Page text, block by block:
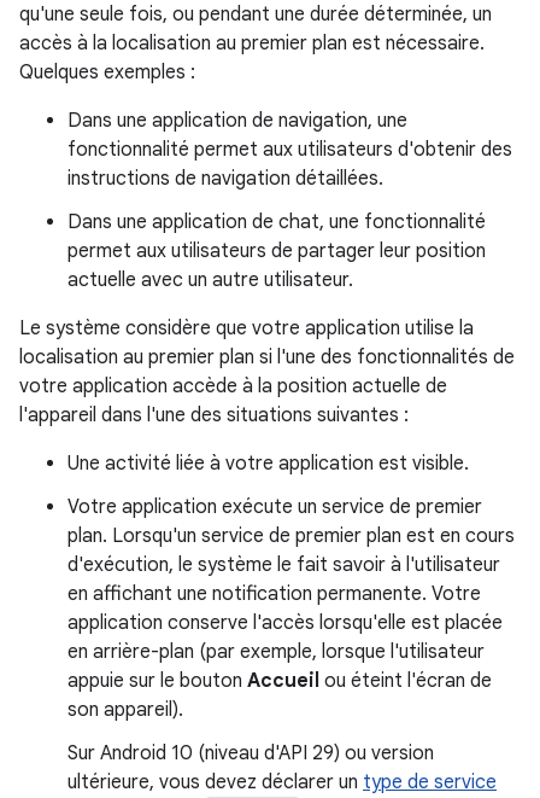
qu'une seule fois, ou pendant une durée déterminée, un
accès à la localisation au premier plan est nécessaire.
Quelques exemples :
Dans une application de navigation, une
fonctionnalité permet aux utilisateurs d'obtenir des
instructions de navigation détaillées.
Dans une application de chat, une fonctionnalité
permet aux utilisateurs de partager leur position
actuelle avec un autre utilisateur.
Le système considère que votre application utilise la
localisation au premier plan si l'une des fonctionnalités de
votre application accède à la position actuelle de
l'appareil dans l'une des situations suivantes :
Une activité liée à votre application est visible.
Votre application exécute un service de premier
plan. Lorsqu'un service de premier plan est en cours
d'exécution, le système le fait savoir à l'utilisateur
en affichant une notification permanente. Votre
application conserve l'accès lorsqu'elle est placée
en arrière-plan (par exemple, lorsque l'utilisateur
appuie sur le bouton Accueil ou éteint l'écran de
son appareil).
Sur Android 10 (niveau d'API 29) ou version
ultérieure, vous devez déclarer un type de service